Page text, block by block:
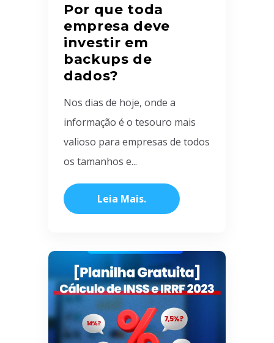
Por que toda
empresa deve
investir em
backups de
dados?
Nos dias de hoje, onde a
informação é o tesouro mais
valioso para empresas de todos
os tamanhos e...
Leia Mais